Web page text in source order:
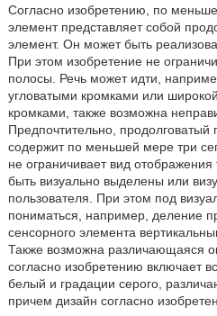
Согласно изобретению, по
элемент представляет собой
элемент. Он может быть
При этом изобретение не
полосы. Речь может идти,
угловатыми кромками или
кромками, также возможна
Предпочтительно,
содержит по меньшей мере три
не ограничивает вид
быть визуально выделены или
пользователя. При этом под
пониматься, например, деление
сенсорного элемента
Также возможна различающаяся
согласно изобретению включает
белый и градации серого,
причем дизайн согласно